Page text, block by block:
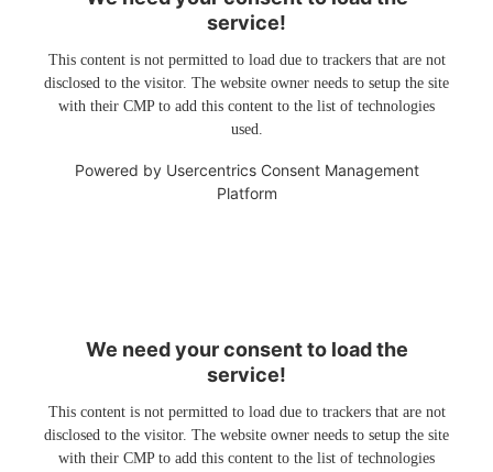
service!
This content is not permitted to load due to trackers that are not
disclosed to the visitor. The website owner needs to setup the site
with their CMP to add this content to the list of technologies
used.
Powered by Usercentrics Consent Management
Platform
We need your consent to load the
service!
This content is not permitted to load due to trackers that are not
disclosed to the visitor. The website owner needs to setup the site
with their CMP to add this content to the list of technologies